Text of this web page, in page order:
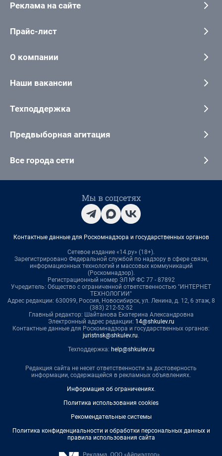
Реклама на сайте
Прайс-лист
О компании
Наши вакансии
Техподдержка
Предвыборная агитация
Все города сети
Мы в соцсетях
Контактные данные для Роскомнадзора и государственных органов
Сетевое издание «14.ру» (18+).
Зарегистрировано Федеральной службой по надзору в сфере связи,
информационных технологий и массовых коммуникаций
(Роскомнадзор).
Регистрационный номер ЭЛ № ФС 77 - 87892
Учредитель: Общество с ограниченной ответственностью "ИНТЕРНЕТ
ТЕХНОЛОГИИ"
Адрес редакции: 630099, Россия, Новосибирск, ул. Ленина, д. 12, 6 этаж, 8
(383) 212-52-52
Главный редактор: Шайтанова Екатерина Александровна
Электронный адрес редакции: 14@shkulev.ru
Контактные данные для Роскомнадзора и государственных органов:
juristnsk@shkulev.ru.
Техподдержка: help@shkulev.ru
Редакция сайта не несет ответственности за достоверность
информации, содержащейся в рекламных объявлениях.
Информация об ограничениях.
Политика использования cookies
Рекомендательные системы
Политика конфиденциальности и обработки персональных данных и
правила использования сайта